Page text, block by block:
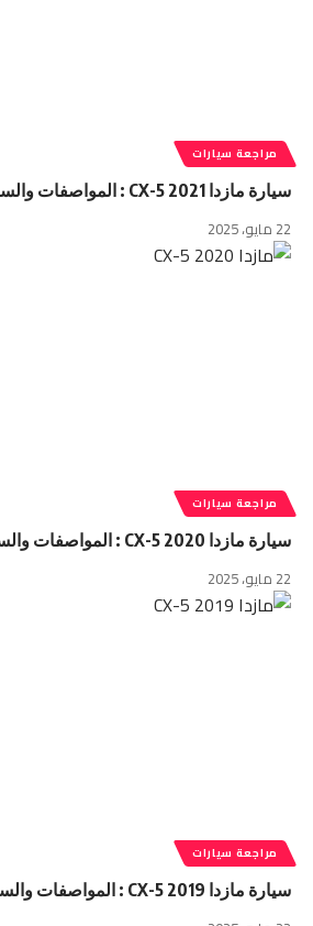
مراجعة سيارات
سيارة مازدا CX-5 2021 : المواصفات والسعر والأداء
22 مايو، 2025
مراجعة سيارات
سيارة مازدا CX-5 2020 : المواصفات والسعر والأداء
22 مايو، 2025
مراجعة سيارات
سيارة مازدا CX-5 2019 : المواصفات والسعر والأداء